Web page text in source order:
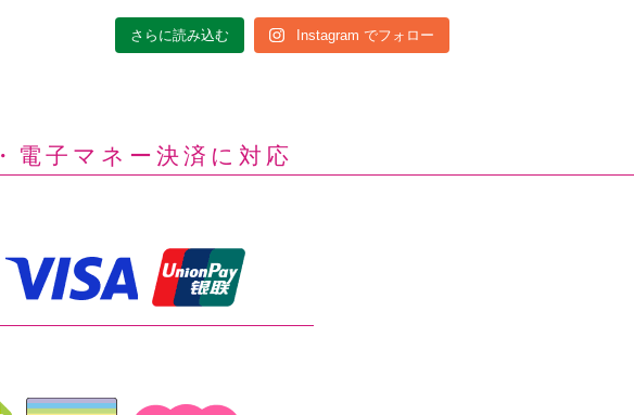
さらに読み込む Instagram でフォロー
・電子マネー決済に対応